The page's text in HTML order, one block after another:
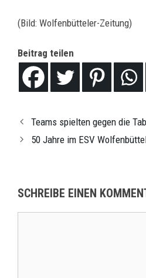
(Bild: Wolfenbütteler-Zeitung)
Beitrag teilen
Teams spielten gegen die
50 Jahre im ESV
SCHREIBE EINEN